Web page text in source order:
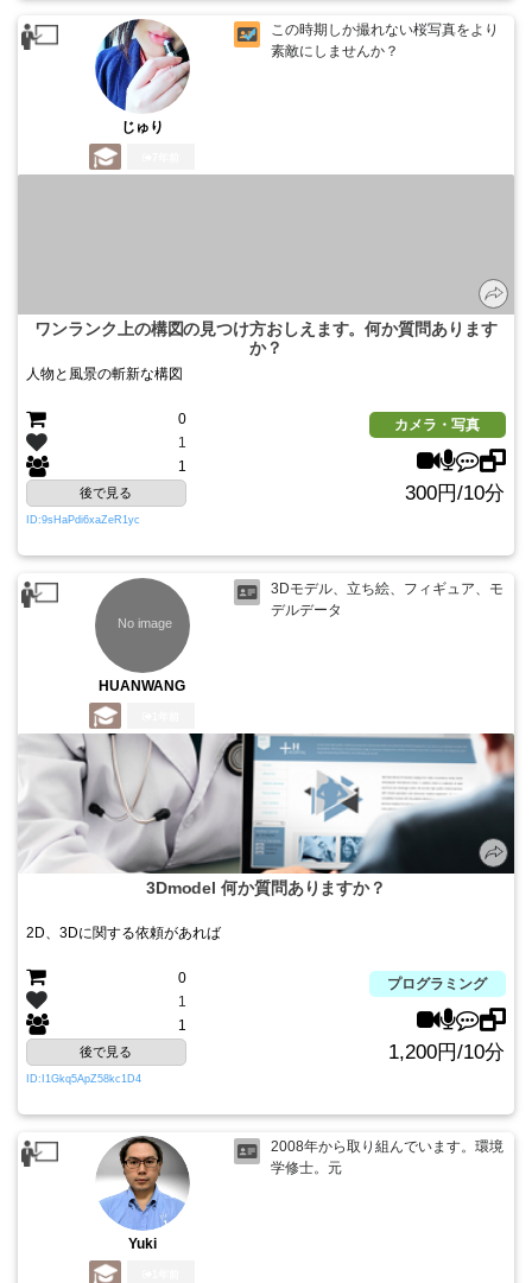
じゅり
この時期しか撮れない桜写真をより
素敵にしませんか？
ワンランク上の構図の見つけ方おしえます。何か質問あります
か？
人物と風景の斬新な構図
0
1
1
カメラ・写真
後で見る 300円/10分
ID:9sHaPdi6xaZeR1yc
HUANWANG
3Dモデル、立ち絵、フィギュア、モ
デルデータ
3Dmodel 何か質問ありますか？
2D、3Dに関する依頼があれば
0
1
1
プログラミング
後で見る 1,200円/10分
ID:I1Gkq5ApZ58kc1D4
Yuki
2008年から取り組んでいます。環境
学修士。元